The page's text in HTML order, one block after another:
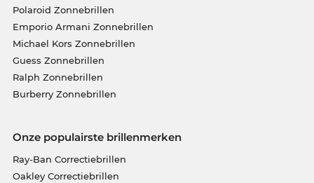
Polaroid Zonnebrillen
Emporio Armani Zonnebrillen
Michael Kors Zonnebrillen
Guess Zonnebrillen
Ralph Zonnebrillen
Burberry Zonnebrillen
Onze populairste brillenmerken
Ray-Ban Correctiebrillen
Oakley Correctiebrillen